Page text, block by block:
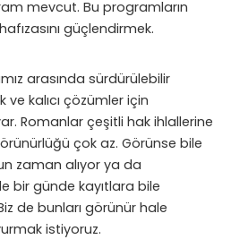
mevcut. Bu programların
güçlendirmek.
arasında sürdürülebilir
kalıcı çözümler için
Romanlar çeşitli hak ihlallerine
çok az. Görünse bile
zaman alıyor ya da
bir günde kayıtlara bile
de bunları görünür hale
istiyoruz.